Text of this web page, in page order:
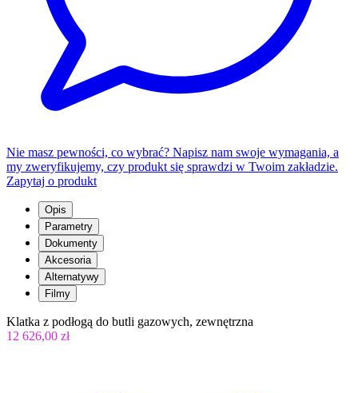
Nie masz pewności, co wybrać? Napisz nam swoje wymagania, a
my zweryfikujemy, czy produkt się sprawdzi w Twoim zakładzie.
Zapytaj o produkt
Opis
Parametry
Dokumenty
Akcesoria
Alternatywy
Filmy
Klatka z podłogą do butli gazowych, zewnętrzna
12 626,00 zł